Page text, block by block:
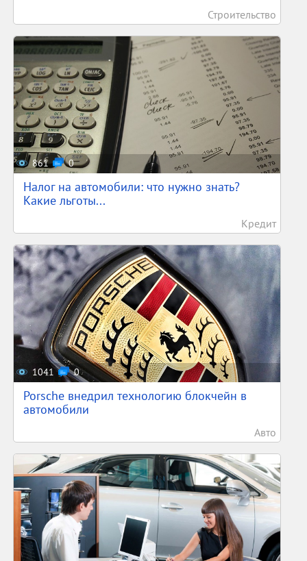
Строительство
861 0
Налог на автомобили: что нужно знать?
Какие льготы...
Кредит
1041 0
Porsche внедрил технологию блокчейн в
автомобили
Авто